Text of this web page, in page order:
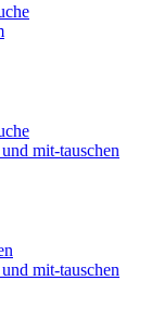
mit-tauschen
mit-tauschen